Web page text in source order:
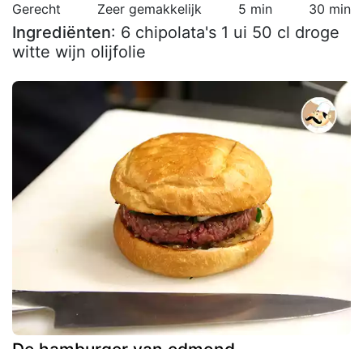
Gerecht Zeer gemakkelijk 5 min 30 min
Ingrediënten: 6 chipolata's 1 ui 50 cl droge
witte wijn olijfolie